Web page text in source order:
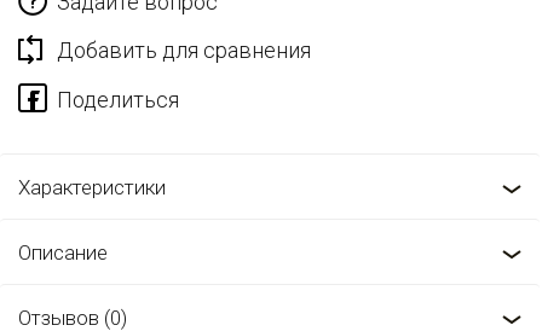
Добавить для сравнения
Характеристики
Описание
Отзывов (0)